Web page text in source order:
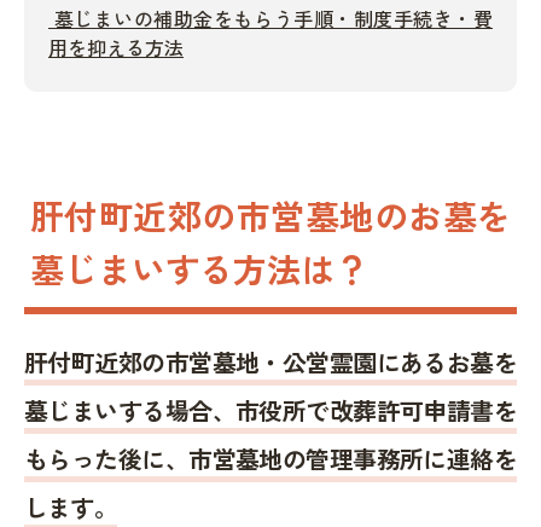
墓じまいの補助金をもらう手順・制度手続き・費
用を抑える方法
肝付町近郊の市営墓地のお墓を
墓じまいする方法は？
肝付町近郊の市営墓地・公営霊園にあるお墓を
墓じまいする場合、市役所で改葬許可申請書を
もらった後に、市営墓地の管理事務所に連絡を
します。